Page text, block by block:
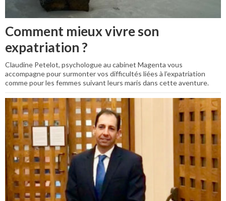
Comment mieux vivre son
expatriation ?
Claudine Petelot, psychologue au cabinet Magenta vous
accompagne pour surmonter vos difficultés liées à l’expatriation
comme pour les femmes suivant leurs maris dans cette aventure.